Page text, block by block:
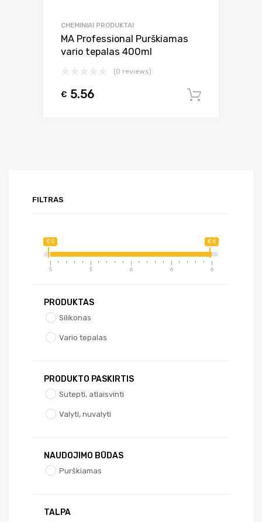
CHEMINIAI PRODUKTAI
MA Professional Purškiamas
vario tepalas 400ml
(0 reviews)
€ 5.56
FILTRAS
€ 5 € 6
5 5 6 6 6
PRODUKTAS
Silikonas
Vario tepalas
PRODUKTO PASKIRTIS
Sutepti, atlaisvinti
Valyti, nuvalyti
NAUDOJIMO BŪDAS
Purškiamas
TALPA